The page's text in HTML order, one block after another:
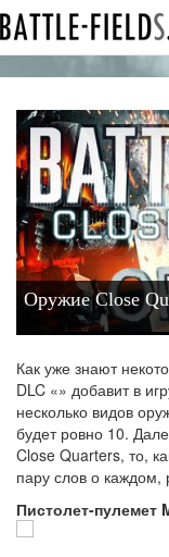
Оружие Close
Как уже знают
DLC «» добавит в
несколько видов
будет ровно 10.
Close Quarters, то,
пару слов о каждом,
Пистолет-пулемет